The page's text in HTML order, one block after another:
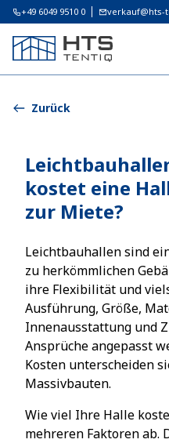
+49 6049 9510 0 verkauf@hts-
Zurück
kostet eine
zur Miete?
Leichtbauhallen sind
zu herkömmlichen
ihre Flexibilität und
Ausführung, Größe,
Innenausstattung und
Ansprüche angepasst
Kosten unterscheiden
Massivbauten.
Wie viel Ihre Halle
mehreren Faktoren ab.